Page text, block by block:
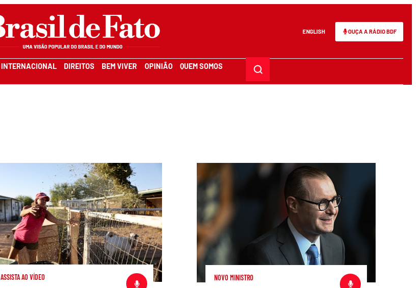
ENGLISH OUÇA A RÁDIO BDF
INTERNACIONAL DIREITOS BEM VIVER OPINIÃO QUEM SOMOS
ASSISTA AO VÍDEO NOVO MINISTRO